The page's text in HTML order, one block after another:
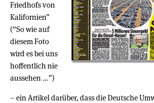
Friedhofs von
Kalifornien”
(“So wie auf
diesem Foto
wird es bei uns
hoffentlich nie
aussehen …”)
– ein Artikel darüber, dass die Deutsche